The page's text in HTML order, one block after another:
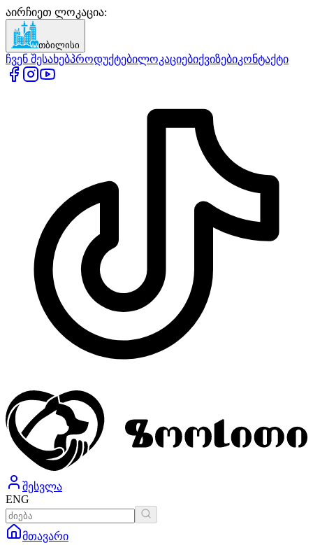
აირჩიეთ ლოკაცია:
თბილისი
ჩვენ შესახებპროდუქტებილოკაციებიქვიზებიკონტაქტი
შესვლა
ENG
მთავარი